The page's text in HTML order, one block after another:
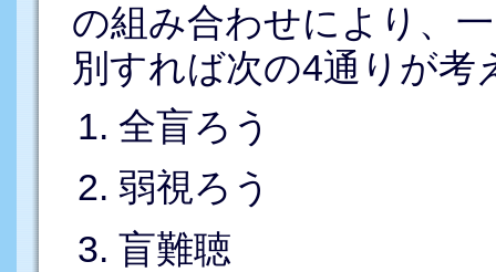
の組み合わせにより、
別すれば次の4通りが考
全盲ろう
弱視ろう
盲難聴